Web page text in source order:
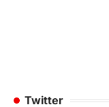
Twitter